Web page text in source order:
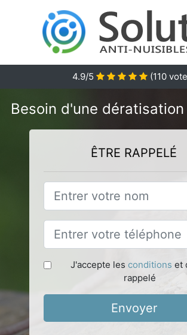
4.9/5 (110
Besoin d'une
ÊTRE RAPPELÉ
J'accepte les conditions et
rappelé
Envoyer